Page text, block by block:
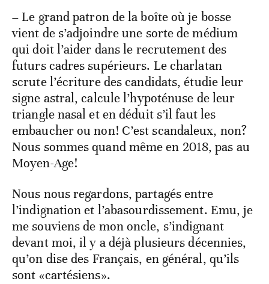
– Le grand patron de la boîte où je bosse
vient de s’adjoindre une sorte de médium
qui doit l’aider dans le recrutement des
futurs cadres supérieurs. Le charlatan
scrute l’écriture des candidats, étudie leur
signe astral, calcule l’hypoténuse de leur
triangle nasal et en déduit s’il faut les
embaucher ou non! C’est scandaleux, non?
Nous sommes quand même en 2018, pas au
Moyen-Age!
Nous nous regardons, partagés entre
l’indignation et l’abasourdissement. Emu, je
me souviens de mon oncle, s’indignant
devant moi, il y a déjà plusieurs décennies,
qu’on dise des Français, en général, qu’ils
sont «cartésiens».